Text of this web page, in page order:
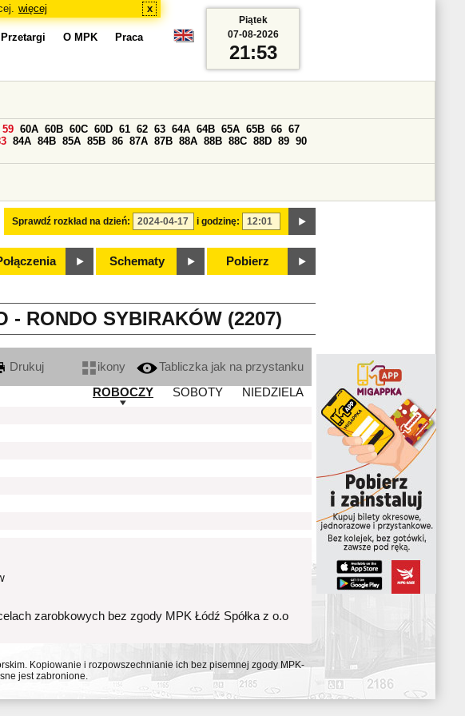
więcej x
Przetargi O MPK Praca
Sprawdź rozkład na dzień: i godzinę:
59 60A 60B 60C 60D 61 62 63 64A 64B 65A 65B 66 67
84A 84B 85A 85B 86 87A 87B 88A 88B 88C 88D 89 90
Schematy Pobierz
Piątek
07-08-2026
21:53
- RONDO SYBIRAKÓW (2207)
Drukuj ikony
Tabliczka jak na przystanku
ROBOCZY
SOBOTY
NIEDZIELA
zarobkowych bez zgody MPK Łódź Spółka z o.o
Kopiowanie i rozpowszechnianie ich bez pisemnej zgody MPK-
jest zabronione.